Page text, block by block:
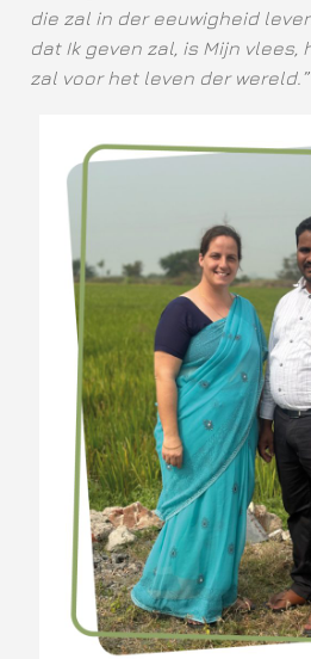
die zal in der eeuwigheid
dat Ik geven zal, is Mijn vlees,
zal voor het leven der wereld.”